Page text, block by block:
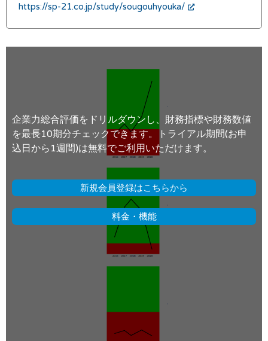
https://sp-21.co.jp/study/sougouhyouka/
企業力総合評価をドリルダウンし、財務指標や財務数値
を最長10期分チェックできます。トライアル期間(お申
込日から1週間)は無料でご利用いただけます。
新規会員登録はこちらから
料金・機能